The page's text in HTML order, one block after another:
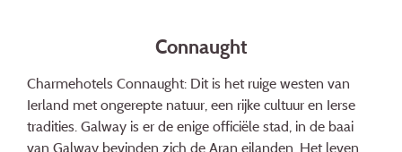
Connaught
Charmehotels Connaught: Dit is het ruige westen van
Ierland met ongerepte natuur, een rijke cultuur en Ierse
tradities. Galway is er de enige officiële stad, in de baai
van Galway bevinden zich de Aran eilanden. Het leven